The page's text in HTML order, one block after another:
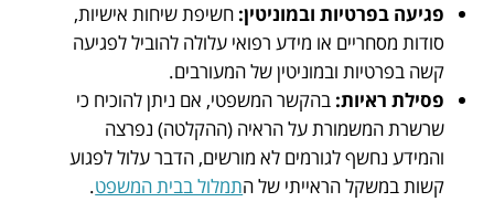
פגיעה בפרטיות ובמוניטין: חשיפת שיחות אישיות,
סודות מסחריים או מידע רפואי עלולה להוביל לפגיעה
קשה בפרטיות ובמוניטין של המעורבים.
פסילת ראיות: בהקשר המשפטי, אם ניתן להוכיח כי
שרשרת המשמורת על הראיה (ההקלטה) נפרצה
והמידע נחשף לגורמים לא מורשים, הדבר עלול לפגוע
קשות במשקל הראייתי של התמלול בבית המשפט.